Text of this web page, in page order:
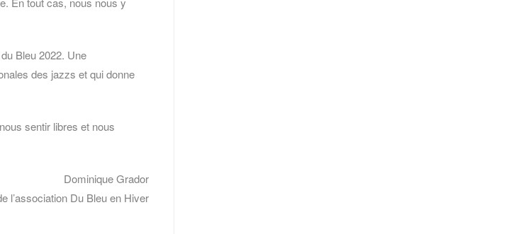
Bleu 2022. Une
des jazzs et qui donne
sentir libres et nous
Dominique Grador
l’association Du Bleu en Hiver